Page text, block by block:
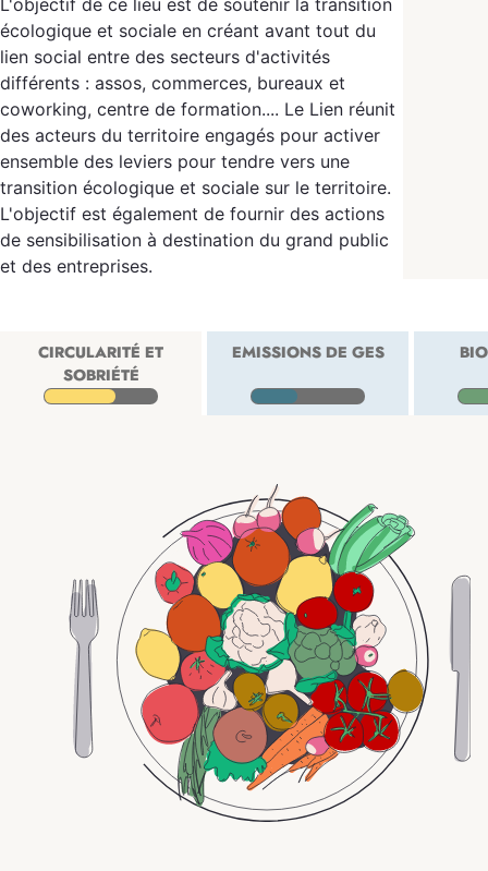
L'objectif de ce lieu est de soutenir la transition
écologique et sociale en créant avant tout du
lien social entre des secteurs d'activités
différents : assos, commerces, bureaux et
coworking, centre de formation.... Le Lien réunit
des acteurs du territoire engagés pour activer
ensemble des leviers pour tendre vers une
transition écologique et sociale sur le territoire.
L'objectif est également de fournir des actions
de sensibilisation à destination du grand public
et des entreprises.
CIRCULARITÉ ET
SOBRIÉTÉ
EMISSIONS DE GES